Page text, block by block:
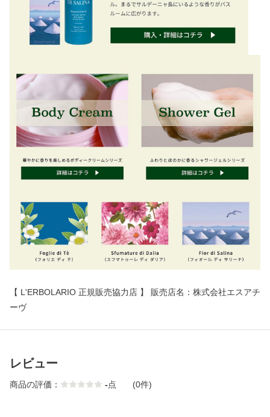
【 L'ERBOLARIO 正規販売協力店 】 販売店名：株式会社エスアチ
ーヴ
レビュー
商品の評価： -点 (0件)